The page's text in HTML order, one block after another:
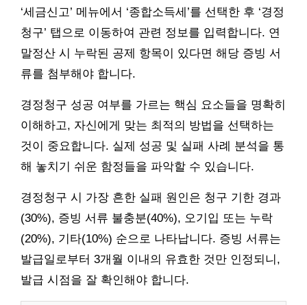
‘세금신고’ 메뉴에서 ‘종합소득세’를 선택한 후 ‘경정
청구’ 탭으로 이동하여 관련 정보를 입력합니다. 연
말정산 시 누락된 공제 항목이 있다면 해당 증빙 서
류를 첨부해야 합니다.
경정청구 성공 여부를 가르는 핵심 요소들을 명확히
이해하고, 자신에게 맞는 최적의 방법을 선택하는
것이 중요합니다. 실제 성공 및 실패 사례 분석을 통
해 놓치기 쉬운 함정들을 파악할 수 있습니다.
경정청구 시 가장 흔한 실패 원인은 청구 기한 경과
(30%), 증빙 서류 불충분(40%), 오기입 또는 누락
(20%), 기타(10%) 순으로 나타납니다. 증빙 서류는
발급일로부터 3개월 이내의 유효한 것만 인정되니,
발급 시점을 잘 확인해야 합니다.